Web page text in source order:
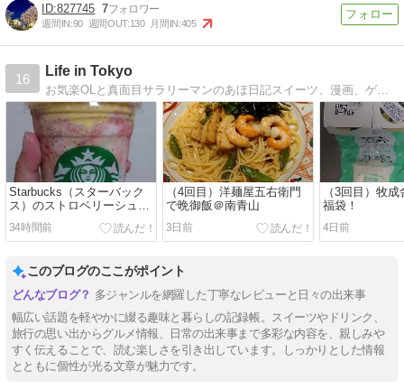
827745 7
週間IN:90 週間OUT:130 月間IN:405
16
Life in Tokyo
お気楽OLと真面目サラリーマンのあほ日記スイーツ、漫画、ゲーム、旅行などに偏りがあります。
Starbucks（スターバック
ス）のストロベリーシュー
クリームフラペチーノ！
34時間前
（4回目）洋麺屋五右衛門
で晩御飯＠南青山
3日前
（3回目）牧
福袋！
4日前
このブログのここがポイント
多ジャンルを網羅した丁寧なレビューと日々の出来事
幅広い話題を軽やかに綴る趣味と暮らしの記録帳。スイーツやドリンク、
旅行の思い出からグルメ情報、日常の出来事まで多彩な内容を、親しみや
すく伝えることで、読む楽しさを引き出しています。しっかりとした情報
とともに個性が光る文章が魅力です。